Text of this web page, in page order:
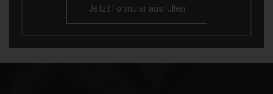
Jetzt Formular ausfüllen